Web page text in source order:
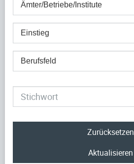
Ämter/Betriebe/Institute
Einstieg
Berufsfeld
Zurücksetzen
Aktualisieren